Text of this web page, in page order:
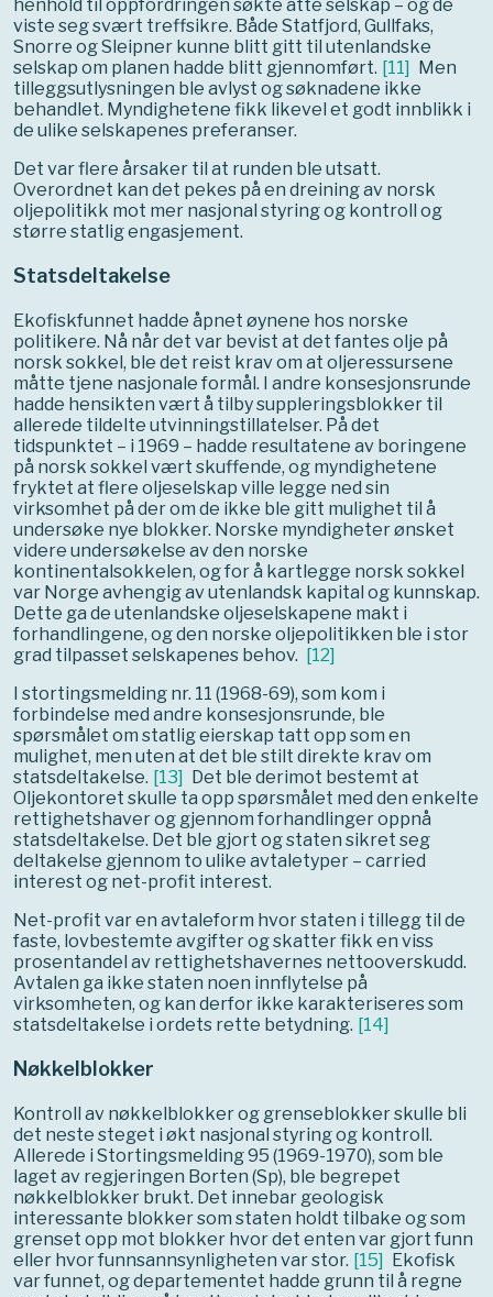
henhold til oppfordringen søkte åtte selskap – og de
viste seg svært treffsikre. Både Statfjord, Gullfaks,
Snorre og Sleipner kunne blitt gitt til utenlandske
selskap om planen hadde blitt gjennomført. [11] Men
tilleggsutlysningen ble avlyst og søknadene ikke
behandlet. Myndighetene fikk likevel et godt innblikk i
de ulike selskapenes preferanser.
Det var flere årsaker til at runden ble utsatt.
Overordnet kan det pekes på en dreining av norsk
oljepolitikk mot mer nasjonal styring og kontroll og
større statlig engasjement.
Statsdeltakelse
Ekofiskfunnet hadde åpnet øynene hos norske
politikere. Nå når det var bevist at det fantes olje på
norsk sokkel, ble det reist krav om at oljeressursene
måtte tjene nasjonale formål. I andre konsesjonsrunde
hadde hensikten vært å tilby suppleringsblokker til
allerede tildelte utvinningstillatelser. På det
tidspunktet – i 1969 – hadde resultatene av boringene
på norsk sokkel vært skuffende, og myndighetene
fryktet at flere oljeselskap ville legge ned sin
virksomhet på der om de ikke ble gitt mulighet til å
undersøke nye blokker. Norske myndigheter ønsket
videre undersøkelse av den norske
kontinentalsokkelen, og for å kartlegge norsk sokkel
var Norge avhengig av utenlandsk kapital og kunnskap.
Dette ga de utenlandske oljeselskapene makt i
forhandlingene, og den norske oljepolitikken ble i stor
grad tilpasset selskapenes behov. [12]
I stortingsmelding nr. 11 (1968-69), som kom i
forbindelse med andre konsesjonsrunde, ble
spørsmålet om statlig eierskap tatt opp som en
mulighet, men uten at det ble stilt direkte krav om
statsdeltakelse. [13] Det ble derimot bestemt at
Oljekontoret skulle ta opp spørsmålet med den enkelte
rettighetshaver og gjennom forhandlinger oppnå
statsdeltakelse. Det ble gjort og staten sikret seg
deltakelse gjennom to ulike avtaletyper – carried
interest og net-profit interest.
Net-profit var en avtaleform hvor staten i tillegg til de
faste, lovbestemte avgifter og skatter fikk en viss
prosentandel av rettighetshavernes nettooverskudd.
Avtalen ga ikke staten noen innflytelse på
virksomheten, og kan derfor ikke karakteriseres som
statsdeltakelse i ordets rette betydning. [14]
Nøkkelblokker
Kontroll av nøkkelblokker og grenseblokker skulle bli
det neste steget i økt nasjonal styring og kontroll.
Allerede i Stortingsmelding 95 (1969-1970), som ble
laget av regjeringen Borten (Sp), ble begrepet
nøkkelblokker brukt. Det innebar geologisk
interessante blokker som staten holdt tilbake og som
grenset opp mot blokker hvor det enten var gjort funn
eller hvor funnsannsynligheten var stor. [15] Ekofisk
var funnet, og departementet hadde grunn til å regne